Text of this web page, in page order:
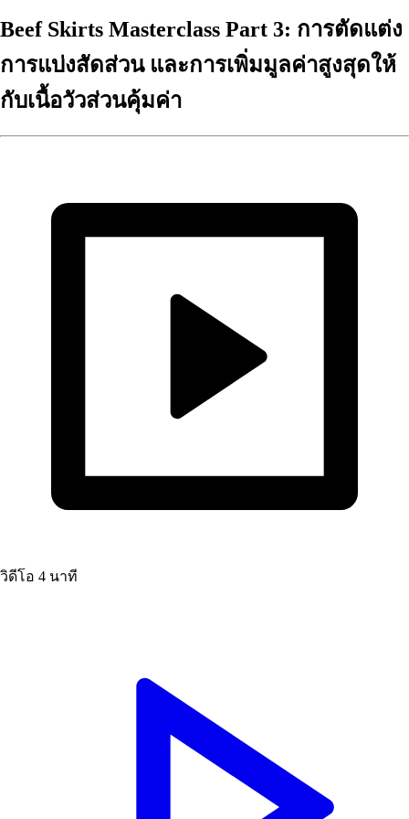
Beef Skirts Masterclass Part 3: การตัดแต่ง
การแบ่งสัดส่วน และการเพิ่มมูลค่าสูงสุดให้
กับเนื้อวัวส่วนคุ้มค่า
วิดีโอ 4 นาที